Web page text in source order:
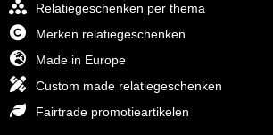
Relatiegeschenken per thema
Merken relatiegeschenken
Made in Europe
Custom made relatiegeschenken
Fairtrade promotieartikelen